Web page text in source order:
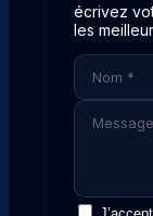
écrivez
les